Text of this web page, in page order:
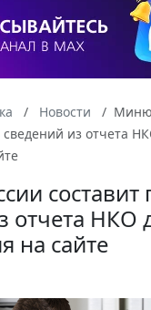
Новости
из отчета
составит
отчета НКО
на сайте